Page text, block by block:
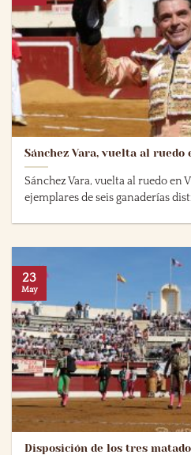
Sánchez Vara, vuelta al ruedo
Sánchez Vara, vuelta al ruedo en
ejemplares de seis ganaderías
Disposición de los tres
23
May